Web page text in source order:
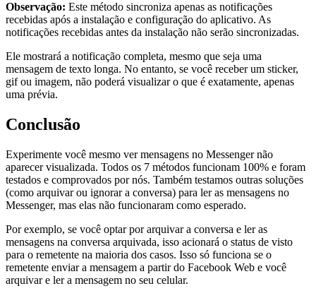
Observação: Este método sincroniza apenas as notificações
recebidas após a instalação e configuração do aplicativo. As
notificações recebidas antes da instalação não serão sincronizadas.
Ele mostrará a notificação completa, mesmo que seja uma
mensagem de texto longa. No entanto, se você receber um sticker,
gif ou imagem, não poderá visualizar o que é exatamente, apenas
uma prévia.
Conclusão
Experimente você mesmo ver mensagens no Messenger não
aparecer visualizada. Todos os 7 métodos funcionam 100% e foram
testados e comprovados por nós. Também testamos outras soluções
(como arquivar ou ignorar a conversa) para ler as mensagens no
Messenger, mas elas não funcionaram como esperado.
Por exemplo, se você optar por arquivar a conversa e ler as
mensagens na conversa arquivada, isso acionará o status de visto
para o remetente na maioria dos casos. Isso só funciona se o
remetente enviar a mensagem a partir do Facebook Web e você
arquivar e ler a mensagem no seu celular.